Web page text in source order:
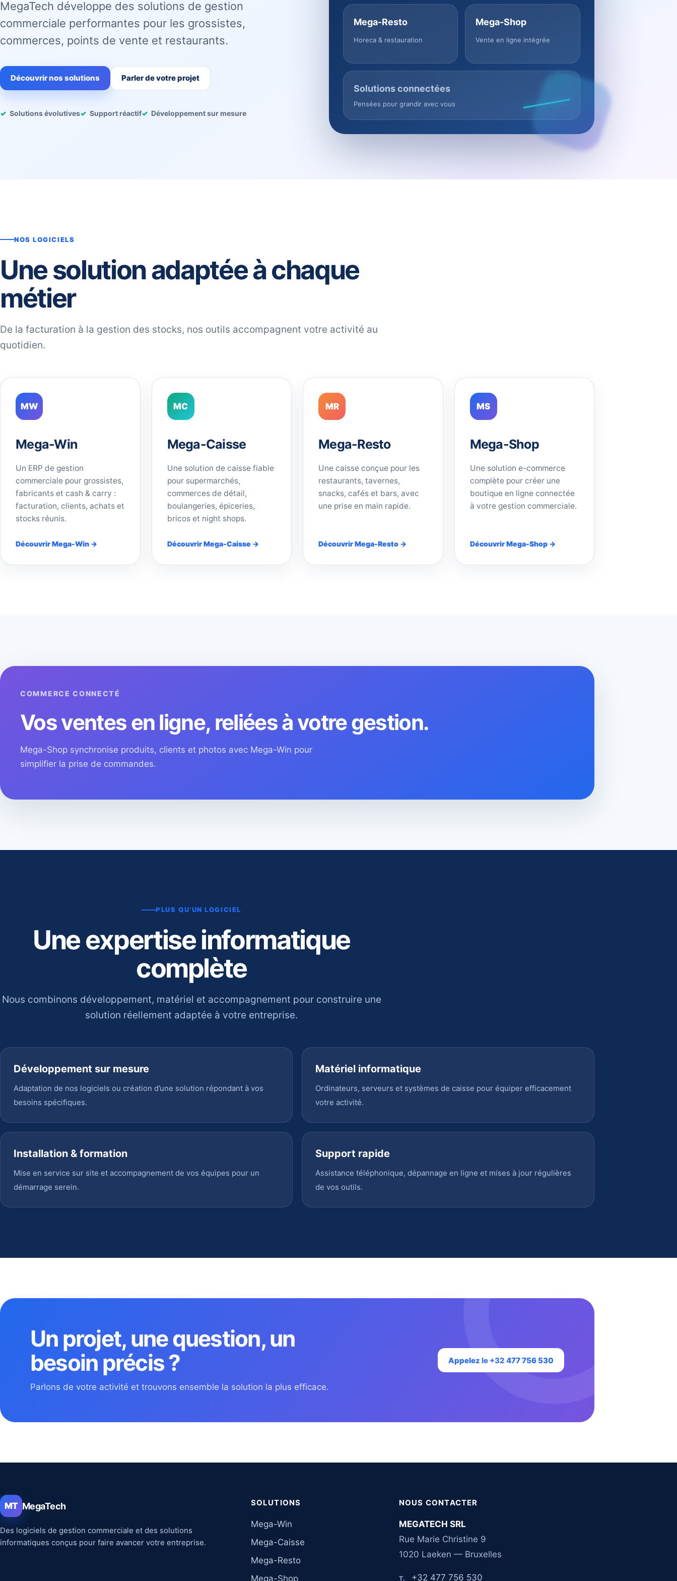
MegaTech développe des solutions de gestion
commerciale performantes pour les grossistes,
commerces, points de vente et restaurants.
Découvrir nos solutions Parler de votre projet
Solutions évolutives Support réactif Développement sur mesure
Mega-Resto
Horeca & restauration
Mega-Shop
Vente en ligne intégrée
Solutions connectées
Pensées pour grandir avec vous
NOS LOGICIELS
Une solution adaptée à chaque
métier
De la facturation à la gestion des stocks, nos outils accompagnent votre activité au
quotidien.
MW
Mega-Win
Un ERP de gestion
commerciale pour grossistes,
fabricants et cash & carry :
facturation, clients, achats et
stocks réunis.
Découvrir Mega-Win →
MC
Mega-Caisse
Une solution de caisse fiable
pour supermarchés,
commerces de détail,
boulangeries, épiceries,
bricos et night shops.
Découvrir Mega-Caisse →
MR
Mega-Resto
Une caisse conçue pour les
restaurants, tavernes,
snacks, cafés et bars, avec
une prise en main rapide.
Découvrir Mega-Resto →
MS
Mega-Shop
Une solution e-commerce
complète pour créer une
boutique en ligne connectée
à votre gestion commerciale.
Découvrir Mega-Shop →
COMMERCE CONNECTÉ
Vos ventes en ligne, reliées à votre gestion.
Mega-Shop synchronise produits, clients et photos avec Mega-Win pour
simplifier la prise de commandes.
PLUS QU’UN LOGICIEL
Une expertise informatique
complète
Nous combinons développement, matériel et accompagnement pour construire une
solution réellement adaptée à votre entreprise.
Développement sur mesure
Adaptation de nos logiciels ou création d’une solution répondant à vos
besoins spécifiques.
Matériel informatique
Ordinateurs, serveurs et systèmes de caisse pour équiper efficacement
votre activité.
Installation & formation
Mise en service sur site et accompagnement de vos équipes pour un
démarrage serein.
Support rapide
Assistance téléphonique, dépannage en ligne et mises à jour régulières
de vos outils.
Un projet, une question, un
besoin précis ?
Parlons de votre activité et trouvons ensemble la solution la plus efficace.
Appelez le +32 477 756 530
MT MegaTech
Des logiciels de gestion commerciale et des solutions
informatiques conçus pour faire avancer votre entreprise.
SOLUTIONS
Mega-Win
Mega-Caisse
Mega-Resto
Mega-Shop
NOUS CONTACTER
MEGATECH SRL
Rue Marie Christine 9
1020 Laeken — Bruxelles
T. +32 477 756 530